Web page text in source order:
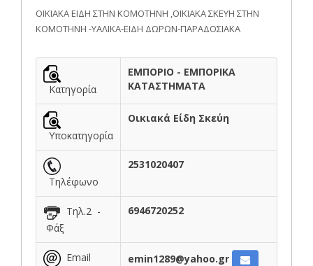
ΟΙΚΙΑΚΑ ΕΙΔΗ ΣΤΗΝ ΚΟΜΟΤΗΝΗ ,ΟΙΚΙΑΚΑ ΣΚΕΥΗ ΣΤΗΝ
ΚΟΜΟΤΗΝΗ -ΥΑΛΙΚΑ-ΕΙΔΗ ΔΩΡΩΝ-ΠΑΡΑΔΟΣΙΑΚΑ
Κατηγορία
ΕΜΠΟΡΙΟ - ΕΜΠΟΡΙΚΑ
ΚΑΤΑΣΤΗΜΑΤΑ
Υποκατηγορία
Οικιακά Είδη Σκεύη
Τηλέφωνο
2531020407
Τηλ.2 -
Φάξ
6946720252
Email emin1289@yahoo.gr